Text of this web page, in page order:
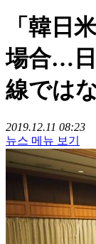
「韓日
場合…
線では
2019.12.11 08:23
뉴스 메뉴 보기